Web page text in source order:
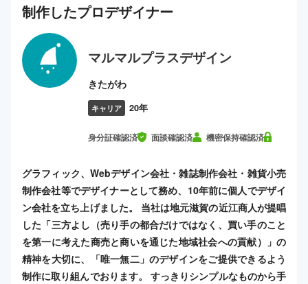
制作したプロデザイナー
マルマルプラスデザイン
きたがわ
キャリア 20年
身分証確認済 面談確認済 機密保持確認済
グラフィック、Webデザイン会社・雑誌制作会社・雑貨小売
制作会社等でデザイナーとして務め、10年前に個人でデザイ
ン会社を立ち上げました。 当社は地元滋賀の近江商人が提唱
した「三方よし（売り手の都合だけではなく、買い手のこと
を第一に考えた商売と商いを通じた地域社会への貢献）」の
精神を大切に、「唯一無二」のデザインをご提供できるよう
制作に取り組んでおります。 すっきりシンプルなものから手